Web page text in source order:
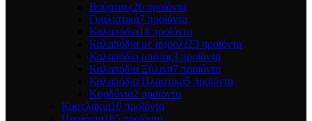
Βούρτσες26 προϊόντα
Γυαλιστικά7 προϊόντα
Καλαπόδια18 προϊόντα
Καλαπόδια με αφρολέξ3 προϊόντα
Καλαπόδια μπότας3 προϊόντα
Καλαπόδια Ξύλινα7 προϊόντα
Καλαπόδια Πλαστικά5 προϊόντα
Κορδόνια2 προϊόντα
Κασελάκια10 προϊόντα
Προϊόντα185 προϊόντα